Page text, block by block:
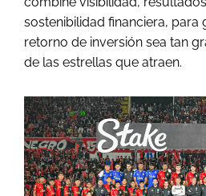
sostenibilidad financiera, para
retorno de inversión sea tan
de las estrellas que atraen.